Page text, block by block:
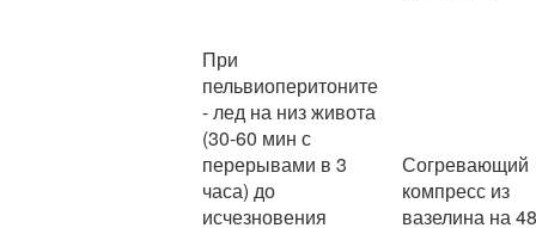
При
пельвиоперитоните
- лед на низ живота
(30-60 мин с
перерывами в 3
часа) до
исчезновения
Согревающий
компресс из
вазелина на 48